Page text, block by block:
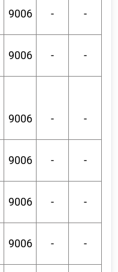
9006 - -
9006 - -
9006 - -
9006 - -
9006 - -
9006 - -